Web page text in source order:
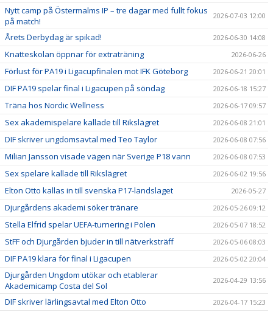
Nytt camp på Östermalms IP – tre dagar med fullt fokus
på match!
2026-07-03 12:00
Årets Derbydag är spikad! 2026-06-30 14:08
Knatteskolan öppnar för extraträning 2026-06-26
Förlust för PA19 i Ligacupfinalen mot IFK Göteborg 2026-06-21 20:01
DIF PA19 spelar final i Ligacupen på söndag 2026-06-18 15:27
Träna hos Nordic Wellness 2026-06-17 09:57
Sex akademispelare kallade till Rikslägret 2026-06-08 21:01
DIF skriver ungdomsavtal med Teo Taylor 2026-06-08 07:56
Milian Jansson visade vägen när Sverige P18 vann 2026-06-08 07:53
Sex spelare kallade till Rikslägret 2026-06-02 19:56
Elton Otto kallas in till svenska P17-landslaget 2026-05-27
Djurgårdens akademi söker tränare 2026-05-26 09:12
Stella Elfrid spelar UEFA-turnering i Polen 2026-05-07 18:52
StFF och Djurgården bjuder in till nätverksträff 2026-05-06 08:03
DIF PA19 klara för final i Ligacupen 2026-05-02 20:04
Djurgården Ungdom utökar och etablerar
Akademicamp Costa del Sol
2026-04-29 13:56
DIF skriver lärlingsavtal med Elton Otto 2026-04-17 15:23